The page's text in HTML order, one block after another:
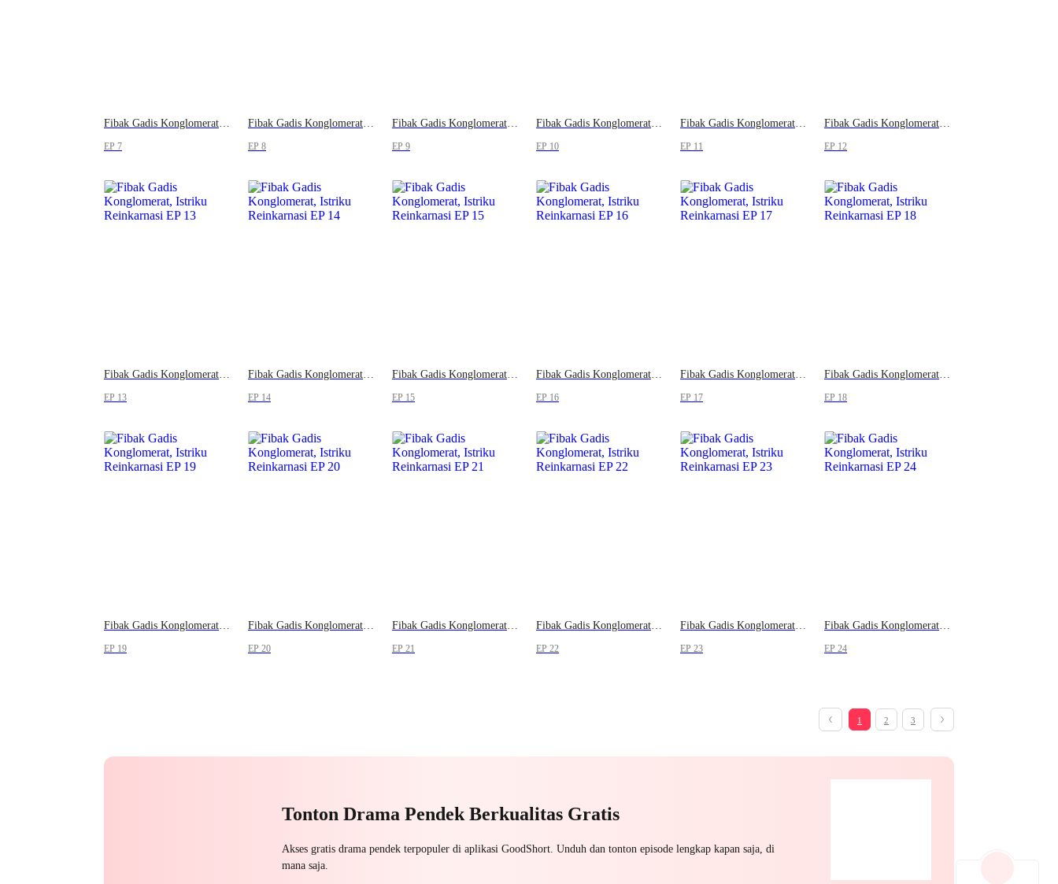
Fibak Gadis Konglomerat, Istriku Reinkarnasi
EP 7
Fibak Gadis Konglomerat, Istriku Reinkarnasi
EP 8
Fibak Gadis Konglomerat, Istriku Reinkarnasi
EP 9
Fibak Gadis Konglomerat, Istriku Reinkarnasi
EP 10
Fibak Gadis Konglomerat, Istriku Reinkarnasi
EP 11
Fibak Gadis Konglomerat, Istriku Reinkarnasi
EP 12
Fibak Gadis Konglomerat, Istriku Reinkarnasi
EP 13
Fibak Gadis Konglomerat, Istriku Reinkarnasi
EP 14
Fibak Gadis Konglomerat, Istriku Reinkarnasi
EP 15
Fibak Gadis Konglomerat, Istriku Reinkarnasi
EP 16
Fibak Gadis Konglomerat, Istriku Reinkarnasi
EP 17
Fibak Gadis Konglomerat, Istriku Reinkarnasi
EP 18
Fibak Gadis Konglomerat, Istriku Reinkarnasi
EP 19
Fibak Gadis Konglomerat, Istriku Reinkarnasi
EP 20
Fibak Gadis Konglomerat, Istriku Reinkarnasi
EP 21
Fibak Gadis Konglomerat, Istriku Reinkarnasi
EP 22
Fibak Gadis Konglomerat, Istriku Reinkarnasi
EP 23
Fibak Gadis Konglomerat, Istriku Reinkarnasi
EP 24
1 2 3
Tonton Drama Pendek Berkualitas Gratis
Akses gratis drama pendek terpopuler di aplikasi GoodShort. Unduh dan tonton episode lengkap kapan saja, di
mana saja.